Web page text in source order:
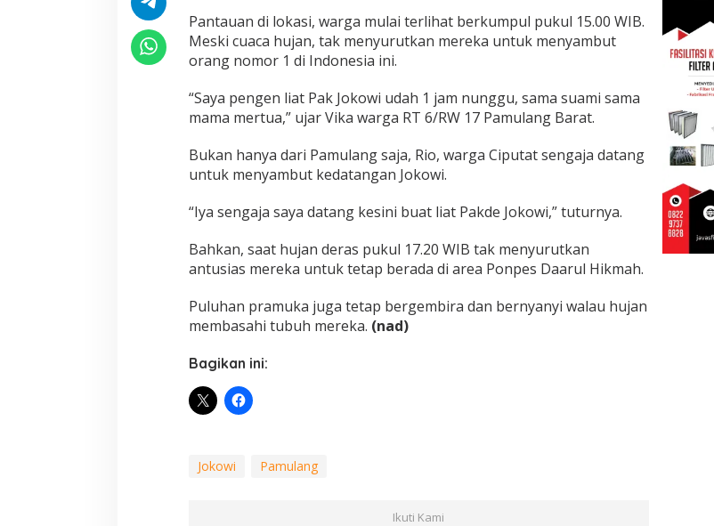
Pantauan di lokasi, warga mulai terlihat berkumpul pukul 15.00 WIB.
Meski cuaca hujan, tak menyurutkan mereka untuk menyambut
orang nomor 1 di Indonesia ini.
“Saya pengen liat Pak Jokowi udah 1 jam nunggu, sama suami sama
mama mertua,” ujar Vika warga RT 6/RW 17 Pamulang Barat.
Bukan hanya dari Pamulang saja, Rio, warga Ciputat sengaja datang
untuk menyambut kedatangan Jokowi.
“Iya sengaja saya datang kesini buat liat Pakde Jokowi,” tuturnya.
Bahkan, saat hujan deras pukul 17.20 WIB tak menyurutkan
antusias mereka untuk tetap berada di area Ponpes Daarul Hikmah.
Puluhan pramuka juga tetap bergembira dan bernyanyi walau hujan
membasahi tubuh mereka. (nad)
Bagikan ini:
Jokowi Pamulang
Ikuti Kami